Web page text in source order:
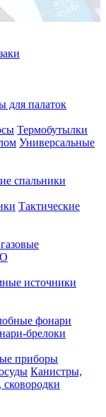
для палаток
Термобутылки
Универсальные
спальники
Тактические
источники
фонари
брелоки
приборы
Канистры,